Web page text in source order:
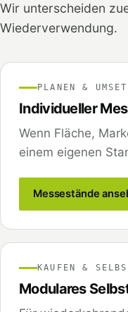
Wir unterscheiden
Wiederverwendung.
PLANEN &
Individueller
Wenn Fläche,
einem eigenen
Messestände
KAUFEN &
Modulares